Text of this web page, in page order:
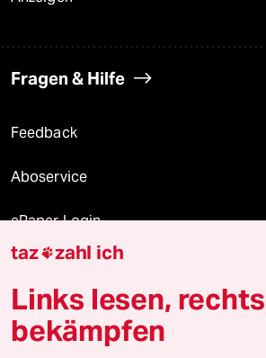
Fragen & Hilfe
Feedback
Aboservice
ePaper Login
Downloads für Abonnierende
© 2026 taz Verlags und Vertriebs GmbH
taz zahl ich
Links lesen, rechts
bekämpfen